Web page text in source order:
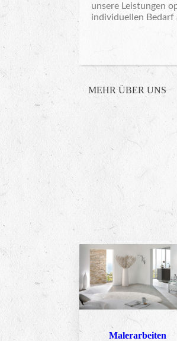
unsere Leistungen
individuellen Bedarf
MEHR ÜBER UNS
Malerarbeiten